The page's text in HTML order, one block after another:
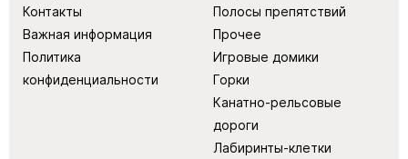
Контакты
Важная информация
Политика
конфиденциальности
Полосы препятствий
Прочее
Игровые домики
Горки
Канатно-рельсовые
дороги
Лабиринты-клетки